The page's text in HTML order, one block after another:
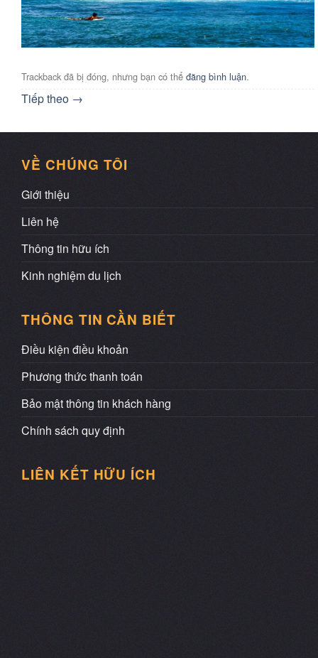
Trackback đã bị đóng, nhưng bạn có thể đăng bình luận.
Tiếp theo →
VỀ CHÚNG TÔI
Giới thiệu
Liên hệ
Thông tin hữu ích
Kinh nghiệm du lịch
THÔNG TIN CẦN BIẾT
Điều kiện điều khoản
Phương thức thanh toán
Bảo mật thông tin khách hàng
Chính sách quy định
LIÊN KẾT HỮU ÍCH